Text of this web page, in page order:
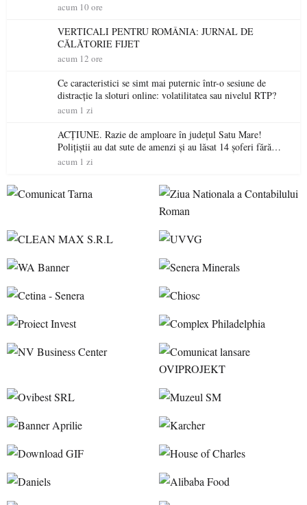
acum 10 ore
VERTICALI PENTRU ROMÂNIA: JURNAL DE
CĂLĂTORIE FIJET
acum 12 ore
Ce caracteristici se simt mai puternic într-o sesiune de
distracție la sloturi online: volatilitatea sau nivelul RTP?
acum 1 zi
ACȚIUNE. Razie de amploare în județul Satu Mare!
Polițiștii au dat sute de amenzi și au lăsat 14 șoferi fără
permis într-o singură zi
acum 1 zi